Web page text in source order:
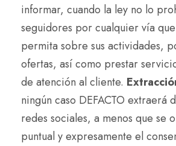
informar, cuando la ley no lo
seguidores por cualquier vía
permita sobre sus actividades,
ofertas, así como prestar
de atención al cliente.
ningún caso DEFACTO extraerá
redes sociales, a menos que se
puntual y expresamente el